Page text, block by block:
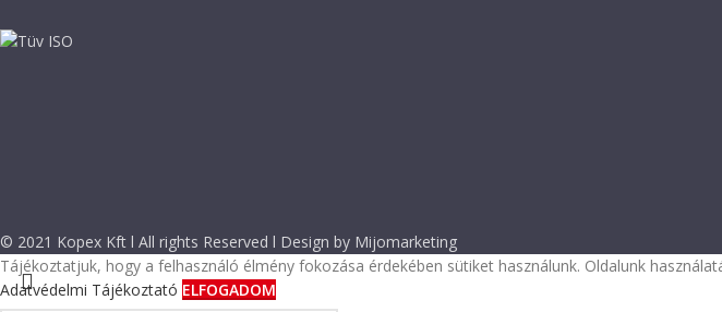
© 2021 Kopex Kft l All rights Reserved l Design by Mijomarketing
Tájékoztatjuk, hogy a felhasználó élmény fokozása érdekében sütiket használunk. Oldalunk
Adatvédelmi Tájékoztató ELFOGADOM